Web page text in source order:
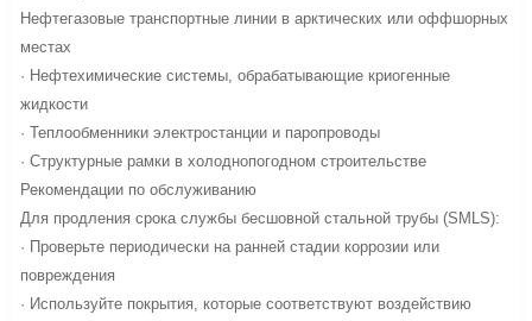
Нефтегазовые транспортные линии в арктических или оффшорных
местах
· Нефтехимические системы, обрабатывающие криогенные
жидкости
· Теплообменники электростанции и паропроводы
· Структурные рамки в холоднопогодном строительстве
Рекомендации по обслуживанию
Для продления срока службы бесшовной стальной трубы (SMLS):
· Проверьте периодически на ранней стадии коррозии или
повреждения
· Используйте покрытия, которые соответствуют воздействию